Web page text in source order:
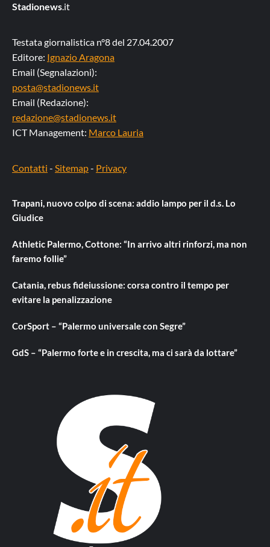
Stadionews.it
Testata giornalistica n°8 del 27.04.2007
Editore: Ignazio Aragona
Email (Segnalazioni):
posta@stadionews.it
Email (Redazione):
redazione@stadionews.it
ICT Management: Marco Lauria
Contatti - Sitemap- Privacy
Trapani, nuovo colpo di scena: addio lampo per il d.s. Lo
Giudice
Athletic Palermo, Cottone: “In arrivo altri rinforzi, ma non
faremo follie”
Catania, rebus fideiussione: corsa contro il tempo per
evitare la penalizzazione
CorSport – “Palermo universale con Segre”
GdS – “Palermo forte e in crescita, ma ci sarà da lottare”